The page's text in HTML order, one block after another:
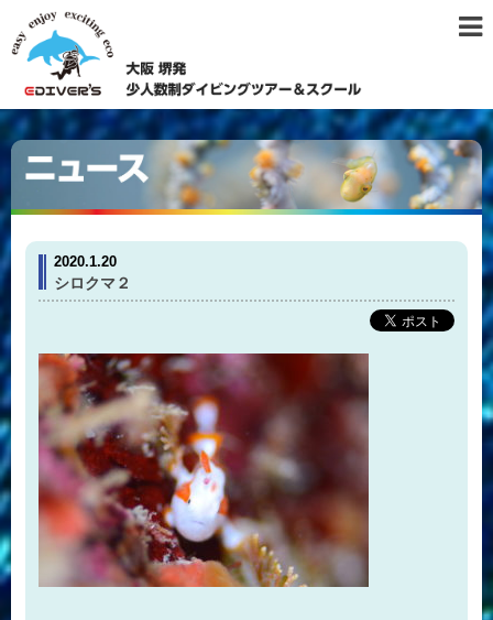
2020.1.20
シロクマ２